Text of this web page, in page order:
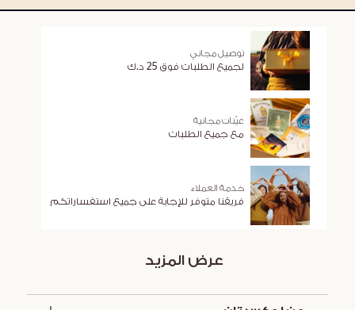
توصيل مجاني
لجميع الطلبات فوق 25 د.ك
عيّنات مجانية
مع جميع الطلبات
خدمة العملاء
فريقنا متوفر للإجابة على جميع استفساراتكم
عرض المزيد